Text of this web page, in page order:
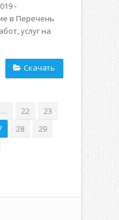
-
в Перечень
услуг на
Скачать
… 22
23
28
29